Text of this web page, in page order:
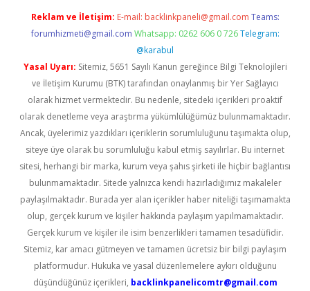
Reklam ve İletişim: E-mail: backlinkpaneli@gmail.com Teams:
forumhizmeti@gmail.com Whatsapp: 0262 606 0 726 Telegram:
@karabul
Yasal Uyarı: Sitemiz, 5651 Sayılı Kanun gereğince Bilgi Teknolojileri
ve İletişim Kurumu (BTK) tarafından onaylanmış bir Yer Sağlayıcı
olarak hizmet vermektedir. Bu nedenle, sitedeki içerikleri proaktif
olarak denetleme veya araştırma yükümlülüğümüz bulunmamaktadır.
Ancak, üyelerimiz yazdıkları içeriklerin sorumluluğunu taşımakta olup,
siteye üye olarak bu sorumluluğu kabul etmiş sayılırlar. Bu internet
sitesi, herhangi bir marka, kurum veya şahıs şirketi ile hiçbir bağlantısı
bulunmamaktadır. Sitede yalnızca kendi hazırladığımız makaleler
paylaşılmaktadır. Burada yer alan içerikler haber niteliği taşımamakta
olup, gerçek kurum ve kişiler hakkında paylaşım yapılmamaktadır.
Gerçek kurum ve kişiler ile isim benzerlikleri tamamen tesadüfidir.
Sitemiz, kar amacı gütmeyen ve tamamen ücretsiz bir bilgi paylaşım
platformudur. Hukuka ve yasal düzenlemelere aykırı olduğunu
düşündüğünüz içerikleri, backlinkpanelicomtr@gmail.com